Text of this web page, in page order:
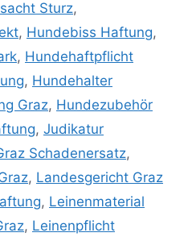
Sturz,
, Hundebiss Haftung,
, Hundehaftpflicht
, Hundehalter
Graz, Hundezubehör
, Judikatur
Schadenersatz,
, Landesgericht Graz
, Leinenmaterial
, Leinenpflicht